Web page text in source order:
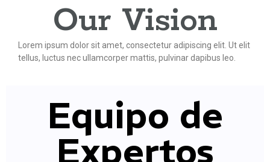
Our Vision
Lorem ipsum dolor sit amet, consectetur adipiscing elit. Ut elit
tellus, luctus nec ullamcorper mattis, pulvinar dapibus leo.
Equipo de
Expertos